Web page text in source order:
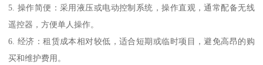
5. 操作简便：采用液压或电动控制系统，操作直观，通常配备无线
遥控器，方便单人操作。
6. 经济：租赁成本相对较低，适合短期或临时项目，避免高昂的购
买和维护费用。